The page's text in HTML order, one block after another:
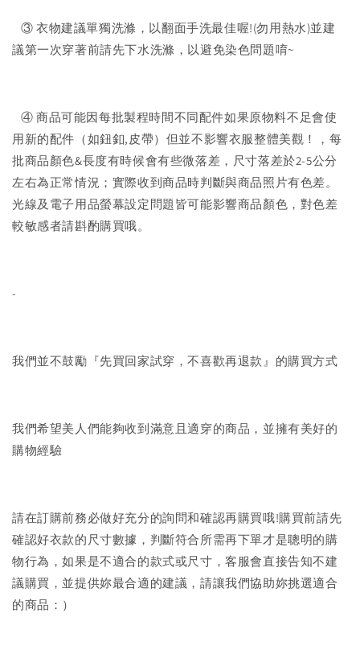
③ 衣物建議單獨洗滌，以翻面手洗最佳喔!(勿用熱水)並建
議第一次穿著前請先下水洗滌，以避免染色問題唷~
④ 商品可能因每批製程時間不同配件如果原物料不足會使
用新的配件（如鈕釦,皮帶）但並不影響衣服整體美觀！，每
批商品顏色&長度有時候會有些微落差，尺寸落差於2-5公分
左右為正常情況；實際收到商品時判斷與商品照片有色差。
光線及電子用品螢幕設定問題皆可能影響商品顏色，對色差
較敏感者請斟酌購買哦。
-
我們並不鼓勵『先買回家試穿，不喜歡再退款』的購買方式
我們希望美人們能夠收到滿意且適穿的商品，並擁有美好的
購物經驗
請在訂購前務必做好充分的詢問和確認再購買哦!購買前請先
確認好衣款的尺寸數據，判斷符合所需再下單才是聰明的購
物行為，如果是不適合的款式或尺寸，客服會直接告知不建
議購買，並提供妳最合適的建議，請讓我們協助妳挑選適合
的商品：）